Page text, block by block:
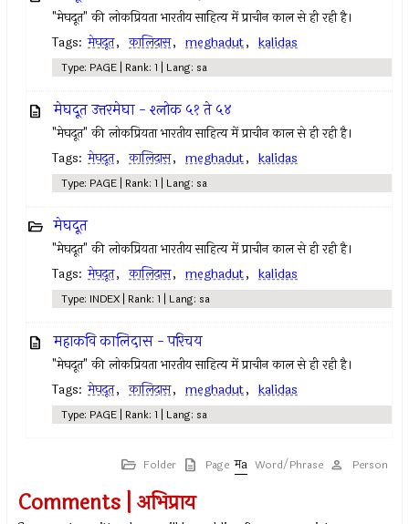
"मेघदूत" की लोकप्रियता भारतीय साहित्य में प्राचीन काल से ही रही है।
Tags: मेघदूत, कालिदास, meghadut, kalidas
Type: PAGE | Rank: 1 | Lang: sa
मेघदूत उत्तरमेघा - श्लोक ५१ ते ५४
"मेघदूत" की लोकप्रियता भारतीय साहित्य में प्राचीन काल से ही रही है।
Tags: मेघदूत, कालिदास, meghadut, kalidas
Type: PAGE | Rank: 1 | Lang: sa
मेघदूत
"मेघदूत" की लोकप्रियता भारतीय साहित्य में प्राचीन काल से ही रही है।
Tags: मेघदूत, कालिदास, meghadut, kalidas
Type: INDEX | Rank: 1 | Lang: sa
महाकवि कालिदास - परिचय
"मेघदूत" की लोकप्रियता भारतीय साहित्य में प्राचीन काल से ही रही है।
Tags: मेघदूत, कालिदास, meghadut, kalidas
Type: PAGE | Rank: 1 | Lang: sa
Folder Page Word/Phrase Person
Comments | अभिप्राय